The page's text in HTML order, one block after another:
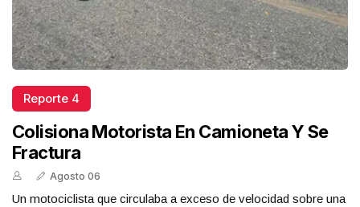
Reporte 4
Colisiona Motorista En Camioneta Y Se
Fractura
Agosto 06
Un motociclista que circulaba a exceso de velocidad sobre una